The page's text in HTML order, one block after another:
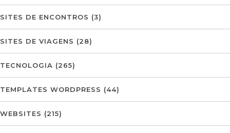
SITES DE ENCONTROS (3)
SITES DE VIAGENS (28)
TECNOLOGIA (265)
TEMPLATES WORDPRESS (44)
WEBSITES (215)